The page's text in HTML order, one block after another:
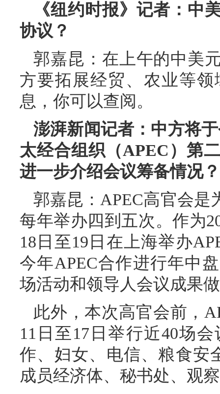
《纽约时报》记者：中
协议？
郭嘉昆：在上午的中美
方要拓展经贸、农业等
息，你可以查阅。
澎湃新闻记者：中方将
太经合组织（APEC）第
进一步介绍会议筹备情况
郭嘉昆：APEC高官会是
每年举办四到五次。作为
18日至19日在上海举办
今年APEC合作进行年中
场活动和领导人会议成果
此外，本次高官会前，
11日至17日举行近40场
作、妇女、电信、粮食安
成员经济体、秘书处、观